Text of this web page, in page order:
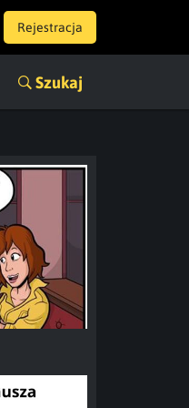
Rejestracja
Szukaj